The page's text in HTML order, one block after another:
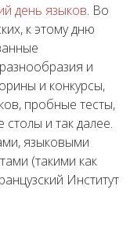
день языков. Во
к этому дню
и
и конкурсы,
пробные тесты,
столы и так далее.
языковыми
(такими как
Институт